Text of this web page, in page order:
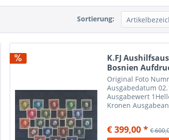
Sortierung:
K.FJ
Bosnien
Original Foto
Ausgabedatum
Ausgabewert
Kronen
KuK Feldpost
€ 399,00 * €